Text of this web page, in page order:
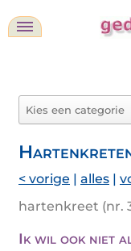
< vorige | alles |
hartenkreet (nr.
Ik wil ook niet